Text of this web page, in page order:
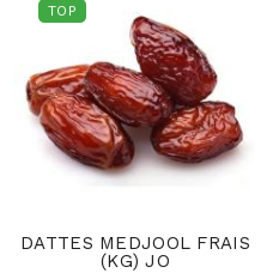
TOP
DATTES MEDJOOL FRAIS
(KG) JO